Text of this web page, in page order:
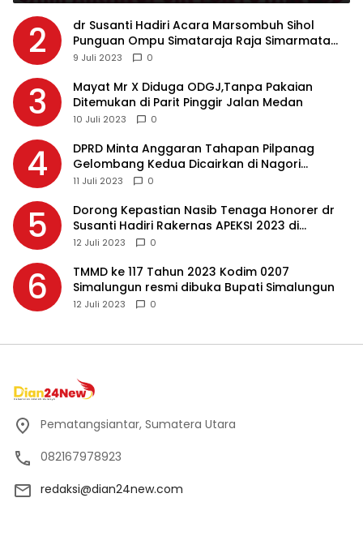
2
dr Susanti Hadiri Acara Marsombuh Sihol
Punguan Ompu Simataraja Raja Simarmata
Dohot Boruna Kota Siantar
9 Juli 2023 0
3
Mayat Mr X Diduga ODGJ,Tanpa Pakaian
Ditemukan di Parit Pinggir Jalan Medan
10 Juli 2023 0
4
DPRD Minta Anggaran Tahapan Pilpanag
Gelombang Kedua Dicairkan di Nagori
Masing-masing, Ini Alasannya…
11 Juli 2023 0
5
Dorong Kepastian Nasib Tenaga Honorer dr
Susanti Hadiri Rakernas APEKSI 2023 di
Makassar
12 Juli 2023 0
6
TMMD ke 117 Tahun 2023 Kodim 0207
Simalungun resmi dibuka Bupati Simalungun
12 Juli 2023 0
Pematangsiantar, Sumatera Utara
082167978923
redaksi@dian24new.com